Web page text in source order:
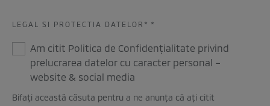
LEGAL SI PROTECTIA DATELOR* *
Am citit Politica de Confidențialitate privind
prelucrarea datelor cu caracter personal –
website & social media
Bifați această căsuta pentru a ne anunța că ați citit